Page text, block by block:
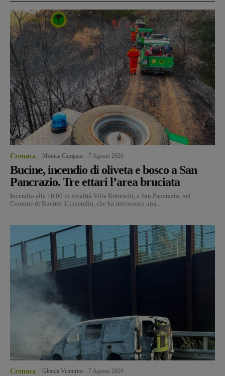
Cronaca Monica Campani 7 Agosto 2026
Bucine, incendio di oliveta e bosco a San
Pancrazio. Tre ettari l’area bruciata
Incendio alle 16.00 in località Villa Rubeschi, a San Pancrazio, nel
Comune di Bucine. L'incendio, che ha interessato una...
Cronaca Glenda Venturini 7 Agosto 2026